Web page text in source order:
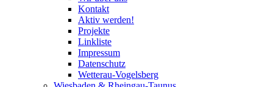
Kontakt
Aktiv werden!
Projekte
Linkliste
Impressum
Datenschutz
Wetterau-Vogelsberg